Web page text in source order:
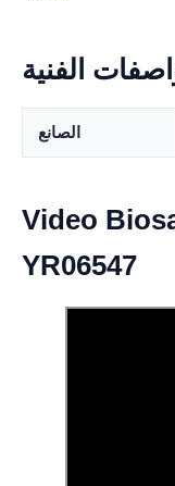
الفنية
الصانع
Video
YR06547